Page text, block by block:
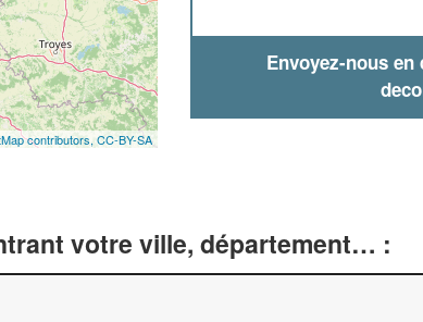
contributors, CC-BY-SA
Envoyez-nous
votre ville, département… :